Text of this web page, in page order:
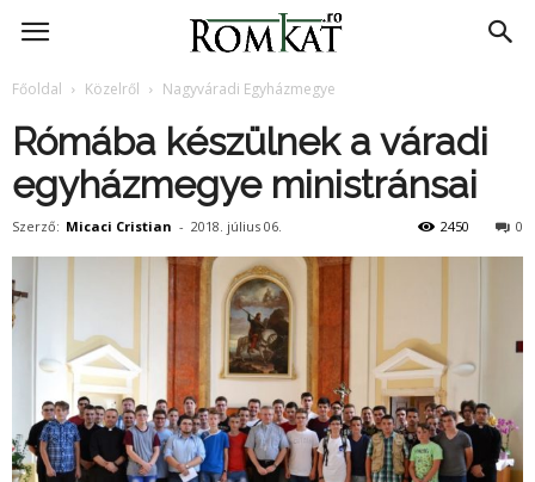
RomKat.ro
Főoldal Közelről Nagyváradi Egyházmegye
Rómába készülnek a váradi
egyházmegye ministránsai
Szerző: Micaci Cristian - 2018. július 06. 0
2450